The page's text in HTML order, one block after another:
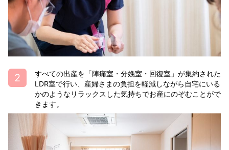
すべての出産を「陣痛室・分娩室・回復室」が集約された
LDR室で行い、産婦さまの負担を軽減しながら自宅にいる
かのようなリラックスした気持ちでお産にのぞむことがで
きます。